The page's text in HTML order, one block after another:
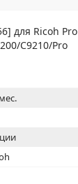
для Ricoh Pro
С9210/Pro